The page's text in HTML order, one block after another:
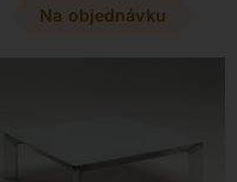
provedení keramiky nebo
Na objednávku